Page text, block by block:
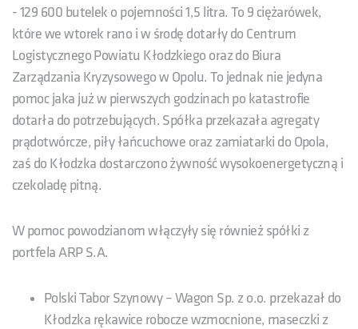
- 129 600 butelek o pojemności 1,5 litra. To 9 ciężarówek,
które we wtorek rano i w środę dotarły do Centrum
Logistycznego Powiatu Kłodzkiego oraz do Biura
Zarządzania Kryzysowego w Opolu. To jednak nie jedyna
pomoc jaka już w pierwszych godzinach po katastrofie
dotarła do potrzebujących. Spółka przekazała agregaty
prądotwórcze, piły łańcuchowe oraz zamiatarki do Opola,
zaś do Kłodzka dostarczono żywność wysokoenergetyczną i
czekoladę pitną.
W pomoc powodzianom włączyły się również spółki z
portfela ARP S.A.
Polski Tabor Szynowy – Wagon Sp. z o.o. przekazał do
Kłodzka rękawice robocze wzmocnione, maseczki z